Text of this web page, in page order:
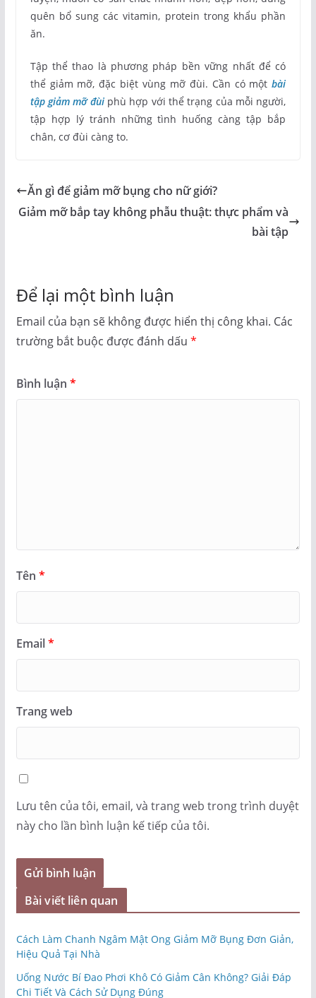
quên bổ sung các vitamin, protein trong khẩu phần
ăn.
Tập thể thao là phương pháp bền vững nhất để có
thể giảm mỡ, đặc biệt vùng mỡ đùi. Cần có mộtbài
tập giảm mỡ đùiphù hợp với thể trạng của mỗi người,
tập hợp lý tránh những tình huống càng tập bắp
chân, cơ đùi càng to.
Ăn gì để giảm mỡ bụng cho nữ giới?
Giảm mỡ bắp tay không phẫu thuật: thực phẩm và
bài tập
Để lại một bình luận
Email của bạn sẽ không được hiển thị công khai. Các
trường bắt buộc được đánh dấu *
Bình luận *
Tên *
Email*
Trang web
Lưu tên của tôi, email, và trang web trong trình duyệt
này cho lần bình luận kế tiếp của tôi.
Bài viết liên quan
Cách Làm Chanh Ngâm Mật Ong Giảm Mỡ Bụng Đơn Giản,
Hiệu Quả Tại Nhà
Uống Nước Bí Đao Phơi Khô Có Giảm Cân Không? Giải Đáp
Chi Tiết Và Cách Sử Dụng Đúng